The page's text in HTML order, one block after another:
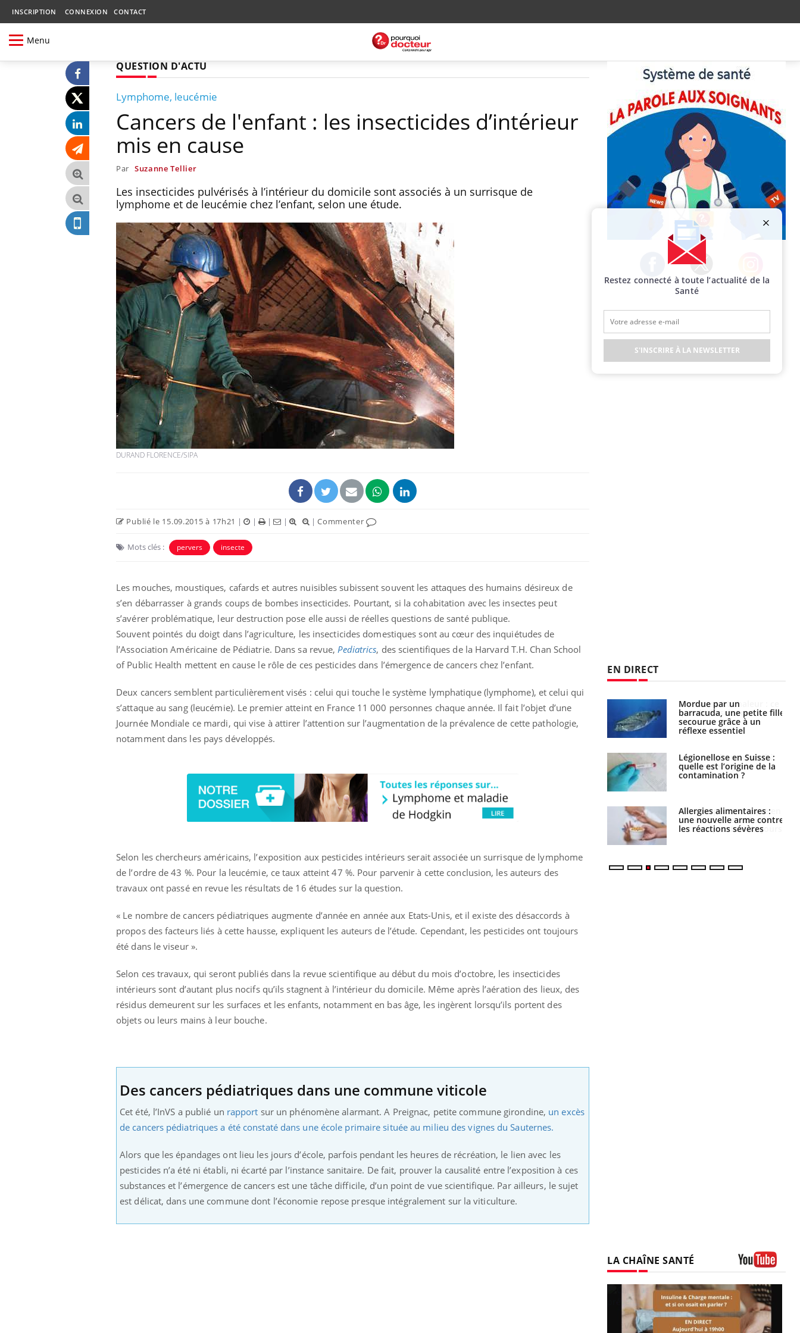
INSCRIPTION CONNEXION CONTACT
Menu
QUESTION D'ACTU
Lymphome, leucémie
Cancers de l'enfant : les insecticides d’intérieur
mis en cause
Par Suzanne Tellier
Les insecticides pulvérisés à l’intérieur du domicile sont associés à un surrisque de
lymphome et de leucémie chez l’enfant, selon une étude.
DURAND FLORENCE/SIPA
Publié le 15.09.2015 à 17h21 | | | | |Commenter
Mots clés : pervers insecte
Les mouches, moustiques, cafards et autres nuisibles subissent souvent les attaques des humains désireux de
s’en débarrasser à grands coups de bombes insecticides. Pourtant, si la cohabitation avec les insectes peut
s’avérer problématique, leur destruction pose elle aussi de réelles questions de santé publique.
Souvent pointés du doigt dans l’agriculture, les insecticides domestiques sont au cœur des inquiétudes de
l’Association Américaine de Pédiatrie. Dans sa revue, Pediatrics, des scientifiques de la Harvard T.H. Chan School
of Public Health mettent en cause le rôle de ces pesticides dans l’émergence de cancers chez l’enfant.
Deux cancers semblent particulièrement visés : celui qui touche le système lymphatique (lymphome), et celui qui
s’attaque au sang (leucémie). Le premier atteint en France 11 000 personnes chaque année. Il fait l’objet d’une
Journée Mondiale ce mardi, qui vise à attirer l’attention sur l’augmentation de la prévalence de cette pathologie,
notamment dans les pays développés.
Selon les chercheurs américains, l’exposition aux pesticides intérieurs serait associée un surrisque de lymphome
de l’ordre de 43 %. Pour la leucémie, ce taux atteint 47 %. Pour parvenir à cette conclusion, les auteurs des
travaux ont passé en revue les résultats de 16 études sur la question.
« Le nombre de cancers pédiatriques augmente d’année en année aux Etats-Unis, et il existe des désaccords à
propos des facteurs liés à cette hausse, expliquent les auteurs de l’étude. Cependant, les pesticides ont toujours
été dans le viseur ».
Selon ces travaux, qui seront publiés dans la revue scientifique au début du mois d’octobre, les insecticides
intérieurs sont d’autant plus nocifs qu’ils stagnent à l’intérieur du domicile. Même après l’aération des lieux, des
résidus demeurent sur les surfaces et les enfants, notamment en bas âge, les ingèrent lorsqu’ils portent des
objets ou leurs mains à leur bouche.
Des cancers pédiatriques dans une commune viticole
Cet été, l’InVS a publié un rapport sur un phénomène alarmant. A Preignac, petite commune girondine, un excès
de cancers pédiatriques a été constaté dans une école primaire située au milieu des vignes du Sauternes.
Alors que les épandages ont lieu les jours d’école, parfois pendant les heures de récréation, le lien avec les
pesticides n’a été ni établi, ni écarté par l’instance sanitaire. De fait, prouver la causalité entre l’exposition à ces
substances et l’émergence de cancers est une tâche difficile, d’un point de vue scientifique. Par ailleurs, le sujet
est délicat, dans une commune dont l’économie repose presque intégralement sur la viticulture.
Facebook Twitter Instagram
EN DIRECT
Fortes chaleurs :
pourquoi le risque de
noyade grimpe-t-il ?
cancer ?
Pourquoi manger moins
de protéines pourrait
Grossesse et chaleur : ce
que dit la science
Mordue par une tique en
vacances, elle reste dans
Mordue par un
barracuda, une petite fille
secourue grâce à un
réflexe essentiel
Légionellose en Suisse :
quelle est l’origine de la
contamination ?
Allergies alimentaires :
une nouvelle arme contre
les réactions sévères
LA CHAÎNE SANTÉ
Restez connecté à toute l’actualité de la
Santé
S'INSCRIRE À LA NEWSLETTER